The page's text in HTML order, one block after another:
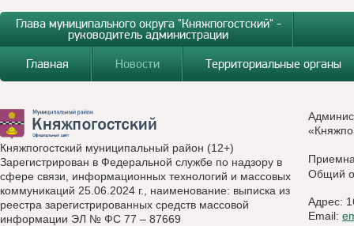
Глава муниципального округа "Княжпогостский" -
руководитель администрации
Главная
Новости Территориальные органы
Княжпогостский муниципальный район (12+)
Зарегистрирован в Федеральной службе по надзору в
сфере связи, информационных технологий и массовых
коммуникаций 25.06.2024 г., наименование: выписка из
реестра зарегистрированных средств массовой
информации ЭЛ № ФС 77 – 87669
Общий
Адрес:
Email: